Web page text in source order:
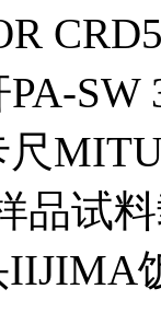
SW
尺
品试
IIJIMA